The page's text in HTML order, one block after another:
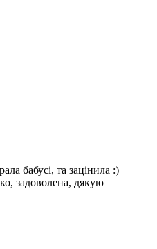
бабусі, та зацінила :)
задоволена, дякую